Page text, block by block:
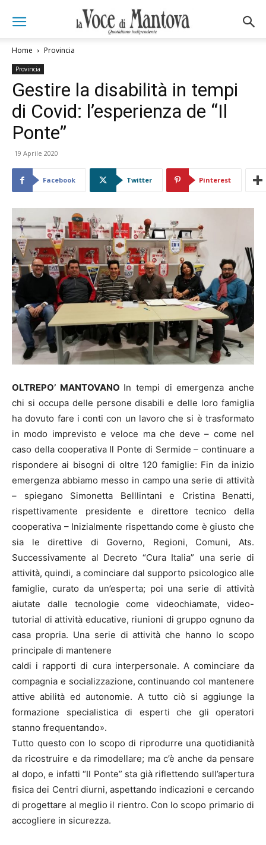
Home Provincia
Provincia
Gestire la disabilità in tempi
di Covid: l’esperienza de “Il
Ponte”
19 Aprile 2020
Facebook Twitter Pinterest
OLTREPO’ MANTOVANO In tempi di emergenza anche
chi si occupa delle persone disabili e delle loro famiglia
ha dovuto fare i conti con un lavoro che si è trasformato
in modo imprevisto e veloce ma che deve – come nel
caso della cooperativa Il Ponte di Sermide – continuare a
rispondere ai bisogni di oltre 120 famiglie: Fin da inizio
emergenza abbiamo messo in campo una serie di attività
– spiegano Simonetta Belllintani e Cristina Benatti,
rispettivamente presidente e direttore tecnico della
cooperativa – Inizialmente rispettando come è giusto che
sia le direttive di Governo, Regioni, Comuni, Ats.
Successivamente al Decreto “Cura Italia” una serie di
attività, quindi, a cominciare dal supporto psicologico alle
famiglie, curato da un’esperta; poi una serie di attività
aiutate dalle tecnologie come videochiamate, video-
tutorial di attività educative, riunioni di gruppo ognuno da
casa propria. Una serie di attività che hanno lo scopo
principale di mantenere
caldi i rapporti di cura interpersonale. A cominciare da
compagnia e socializzazione, continuando col mantenere
attive abilità ed autonomie. A tutto ciò si aggiunge la
formazione specialistica di esperti che gli operatori
stanno frequentando».
Tutto questo con lo scopo di riprodurre una quotidianità
da ricostruire e da rimodellare; ma c’è anche da pensare
al dopo, e infatti “Il Ponte” sta già riflettendo sull’apertura
fisica dei Centri diurni, aspettando indicazioni e cercando
di progettare al meglio il rientro. Con lo scopo primario di
accogliere in sicurezza.